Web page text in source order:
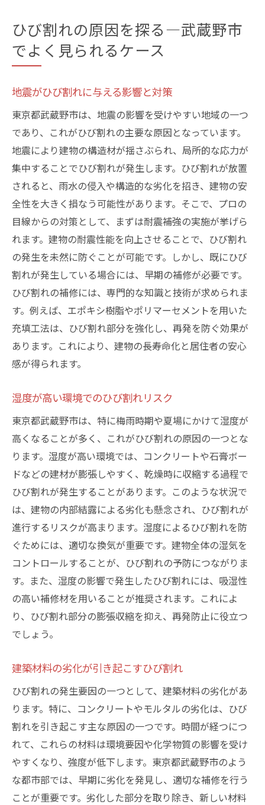
ひび割れの原因を探る—武蔵野市
でよく見られるケース
地震がひび割れに与える影響と対策
東京都武蔵野市は、地震の影響を受けやすい地域の一つ
であり、これがひび割れの主要な原因となっています。
地震により建物の構造材が揺さぶられ、局所的な応力が
集中することでひび割れが発生します。ひび割れが放置
されると、雨水の侵入や構造的な劣化を招き、建物の安
全性を大きく損なう可能性があります。そこで、プロの
目線からの対策として、まずは耐震補強の実施が挙げら
れます。建物の耐震性能を向上させることで、ひび割れ
の発生を未然に防ぐことが可能です。しかし、既にひび
割れが発生している場合には、早期の補修が必要です。
ひび割れの補修には、専門的な知識と技術が求められま
す。例えば、エポキシ樹脂やポリマーセメントを用いた
充填工法は、ひび割れ部分を強化し、再発を防ぐ効果が
あります。これにより、建物の長寿命化と居住者の安心
感が得られます。
湿度が高い環境でのひび割れリスク
東京都武蔵野市は、特に梅雨時期や夏場にかけて湿度が
高くなることが多く、これがひび割れの原因の一つとな
ります。湿度が高い環境では、コンクリートや石膏ボー
ドなどの建材が膨張しやすく、乾燥時に収縮する過程で
ひび割れが発生することがあります。このような状況で
は、建物の内部結露による劣化も懸念され、ひび割れが
進行するリスクが高まります。湿度によるひび割れを防
ぐためには、適切な換気が重要です。建物全体の湿気を
コントロールすることが、ひび割れの予防につながりま
す。また、湿度の影響で発生したひび割れには、吸湿性
の高い補修材を用いることが推奨されます。これによ
り、ひび割れ部分の膨張収縮を抑え、再発防止に役立つ
でしょう。
建築材料の劣化が引き起こすひび割れ
ひび割れの発生要因の一つとして、建築材料の劣化があ
ります。特に、コンクリートやモルタルの劣化は、ひび
割れを引き起こす主な原因の一つです。時間が経つにつ
れて、これらの材料は環境要因や化学物質の影響を受け
やすくなり、強度が低下します。東京都武蔵野市のよう
な都市部では、早期に劣化を発見し、適切な補修を行う
ことが重要です。劣化した部分を取り除き、新しい材料